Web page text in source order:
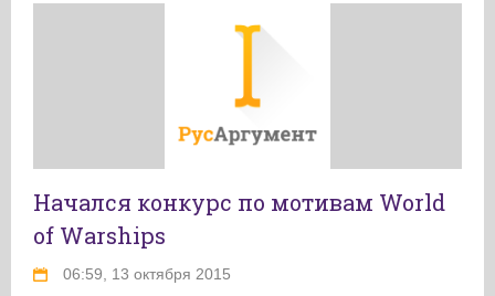
Начался конкурс по мотивам World
of Warships
06:59, 13 октября 2015